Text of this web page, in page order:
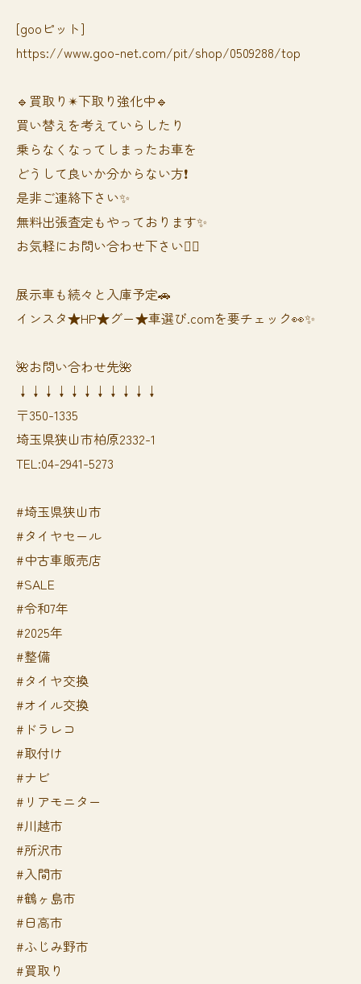
[gooピット]
https://www.goo-net.com/pit/shop/0509288/top
🔹買取り✴︎下取り強化中🔹
買い替えを考えていらしたり
乗らなくなってしまったお車を
どうして良いか分からない方❗️
是非ご連絡下さい✨
無料出張査定もやっております✨
お気軽にお問い合わせ下さい🙆‍♀️
展示車も続々と入庫予定🚗
インスタ★HP★グー★車選び.comを要チェック👀✨
🌺お問い合わせ先🌺
↓↓↓↓↓↓↓↓↓↓↓
〒350-1335
埼玉県狭山市柏原2332-1
TEL:04-2941-5273
#埼玉県狭山市
#タイヤセール
#中古車販売店
#SALE
#令和7年
#2025年
#整備
#タイヤ交換
#オイル交換
#ドラレコ
#取付け
#ナビ
#リアモニター
#川越市
#所沢市
#入間市
#鶴ヶ島市
#日高市
#ふじみ野市
#買取り